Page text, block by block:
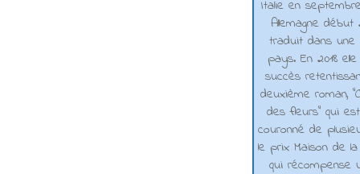
Italie en
Allemagne début
traduit dans une
pays. En 2018
succès
deuxième roman,
des fleurs" qui
couronné de
le prix Maison de la
qui récompense